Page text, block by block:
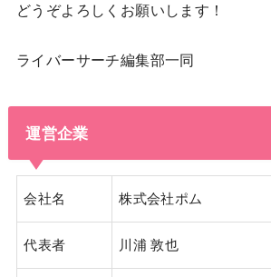
どうぞよろしくお願いします！
ライバーサーチ編集部一同
運営企業
会社名 株式会社ポム
代表者 川浦 敦也